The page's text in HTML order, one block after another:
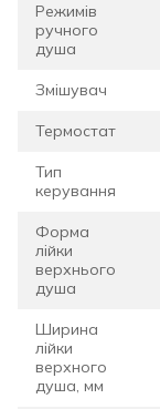
Режимів
ручного
душа
Змішувач
Термостат
Тип
керування
Форма
лійки
верхнього
душа
Ширина
лійки
верхного
душа, мм